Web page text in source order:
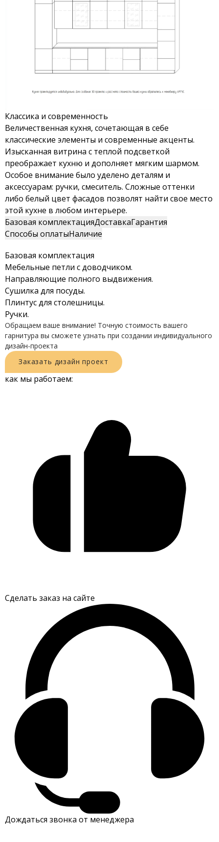
Классика и современность
Величественная кухня, сочетающая в себе
классические элементы и современные акценты.
Изысканная витрина с теплой подсветкой
преображает кухню и дополняет мягким шармом.
Особое внимание было уделено деталям и
аксессуарам: ручки, смеситель. Сложные оттенки
либо белый цвет фасадов позволят найти свое место
этой кухне в любом интерьере.
Базовая комплектацияДоставкаГарантия
Способы оплатыНаличие
Базовая комплектация
Мебельные петли с доводчиком.
Направляющие полного выдвижения.
Сушилка для посуды.
Плинтус для столешницы.
Ручки.
Обращаем ваше внимание! Точную стоимость вашего
гарнитура вы сможете узнать при создании индивидуального
дизайн-проекта
Заказать дизайн проект
как мы работаем:
Сделать заказ на сайте
Дождаться звонка от менеджера